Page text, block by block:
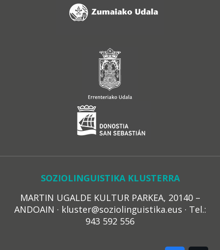
SOZIOLINGUISTIKA KLUSTERRA
MARTIN UGALDE KULTUR PARKEA, 20140 –
ANDOAIN · kluster@soziolinguistika.eus · Tel.:
943 592 556